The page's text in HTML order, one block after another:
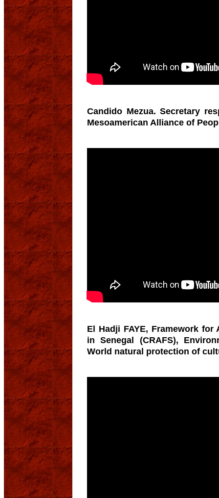
Candido Mezua. Secretary
Mesoamerican Alliance of
El Hadji FAYE, Framework
in Senegal (CRAFS),
World natural protection of